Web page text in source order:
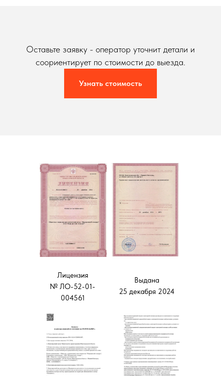
Оставьте заявку - оператор уточнит детали и
соориентирует по стоимости до выезда.
Узнать стоимость
Лицензия
№ ЛО-52-01-
004561
Выдана
25 декабря 2024